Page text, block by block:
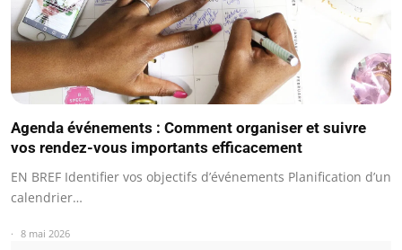
Agenda événements : Comment organiser et suivre
vos rendez-vous importants efficacement
EN BREF Identifier vos objectifs d’événements Planification d’un
calendrier…
8 mai 2026